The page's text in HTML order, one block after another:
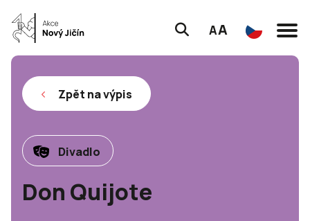
AA
Zpět na výpis
Divadlo
Don Quijote